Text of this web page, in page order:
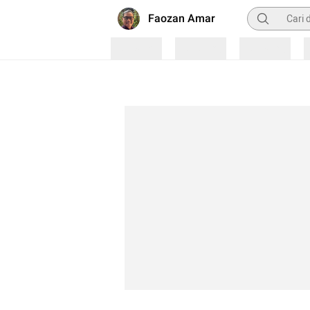
Faozan Amar Pencarian